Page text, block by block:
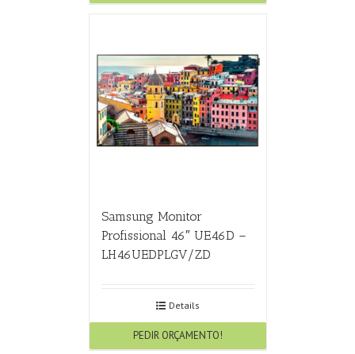
Samsung Monitor
Profissional 46″ UE46D –
LH46UEDPLGV/ZD
Details
PEDIR ORÇAMENTO!